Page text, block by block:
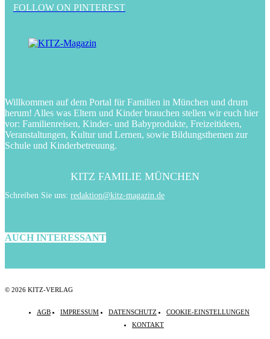
FOLLOW ON PINTEREST
Willkommen auf dem Portal für Familien in München und drum
herum! Alles was Eltern und Kinder brauchen stellen wir euch hier
vor: Familienreisen, Kinder- und Babyprodukte, Freizeitideen,
Veranstaltungen, Kultur und Lernen, sowie Bildungsthemen zur
Schule und Kinderbetreuung.
KITZ FAMILIE MÜNCHEN
Schreiben Sie uns: redaktion@kitz-magazin.de
AUCH INTERESSANT
© 2026 KITZ-VERLAG
AGB IMPRESSUM DATENSCHUTZ
COOKIE-EINSTELLUNGEN
KONTAKT